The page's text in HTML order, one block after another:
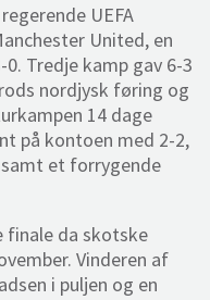
UEFA
United, en
Tredje kamp gav 6-3
nordjysk føring og
14 dage
på kontoen med 2-2,
et forrygende
finale da skotske
Vinderen af
i puljen og en